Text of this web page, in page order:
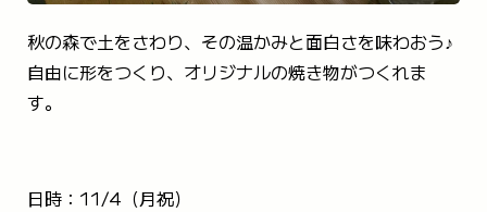
秋の森で土をさわり、その温かみと面白さを味わおう♪
自由に形をつくり、オリジナルの焼き物がつくれま
す。
日時：11/4（月祝）